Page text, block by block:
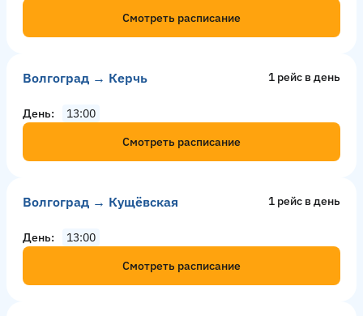
Смотреть расписание
Волгоград → Керчь 1 рейс в день
День
13:00
Смотреть расписание
Волгоград → Кущёвская 1 рейс в день
День
13:00
Смотреть расписание